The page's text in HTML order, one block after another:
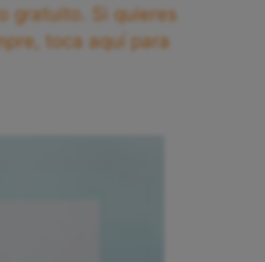
gratuito. Si quieres
toca aquí para